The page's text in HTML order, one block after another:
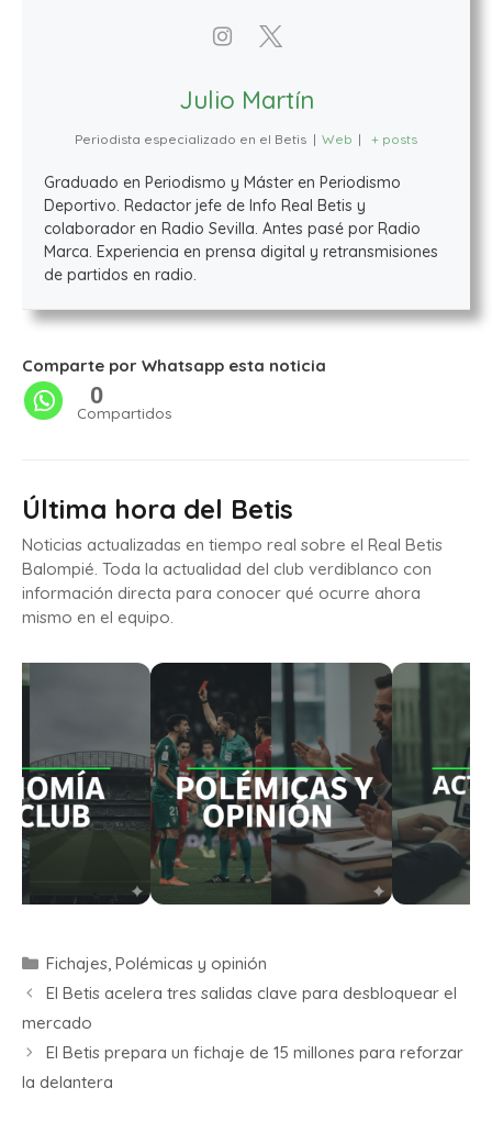
Julio Martín
Periodista especializado en el Betis | Web | + posts
Graduado en Periodismo y Máster en Periodismo
Deportivo. Redactor jefe de Info Real Betis y
colaborador en Radio Sevilla. Antes pasé por Radio
Marca. Experiencia en prensa digital y retransmisiones
de partidos en radio.
Comparte por Whatsapp esta noticia
0
Compartidos
Última hora del Betis
Noticias actualizadas en tiempo real sobre el Real Betis
Balompié. Toda la actualidad del club verdiblanco con
información directa para conocer qué ocurre ahora
mismo en el equipo.
Fichajes, Polémicas y opinión
El Betis acelera tres salidas clave para desbloquear el
mercado
El Betis prepara un fichaje de 15 millones para reforzar
la delantera